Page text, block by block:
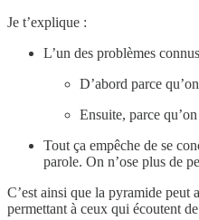
Je t’explique :
L’un des problèmes
D’abord parce
Ensuite, parce
Tout ça empêche de se
parole. On n’ose plus de
C’est ainsi que la pyramide peut
permettant à ceux qui écoutent